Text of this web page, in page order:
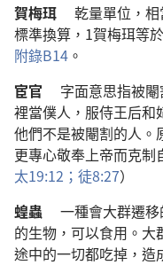
賀梅珥
乾量單位 ， 相
標準換算 ，1賀梅珥等於
附錄B14 。
宦官
字面意思指被
裡當僕人 ， 服侍王后和
他們不是被閹割的人 。
更專心敬奉 上帝而克制
太19:12； 徒8:27）
蝗蟲
一種會大群遷移
的生物 ， 可以食用 。 大
途中的一切都吃掉 ， 造